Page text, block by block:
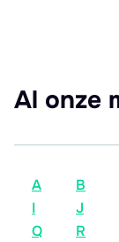
Al onze
A B
I
J
Q
R